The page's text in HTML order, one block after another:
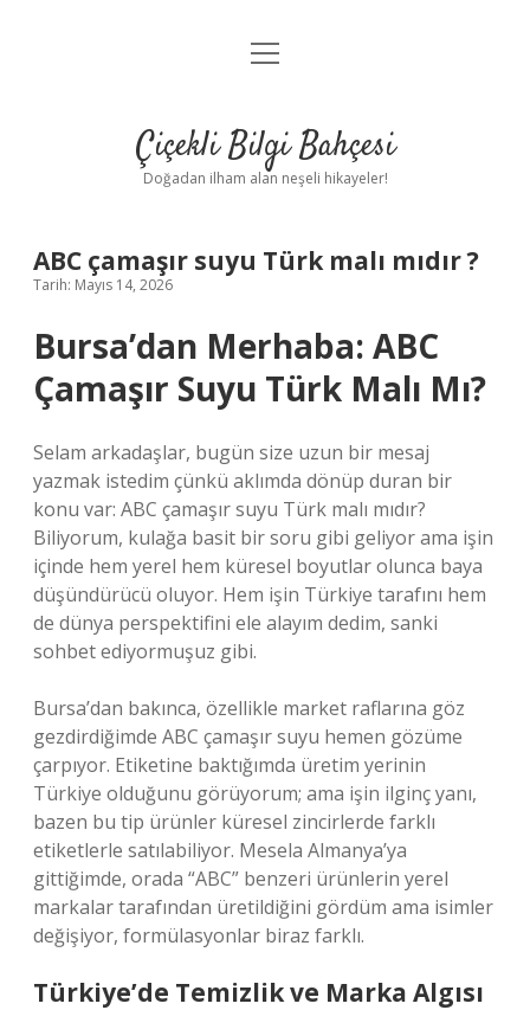
Anasayfa
Yasal Uyarı
menüyü
Çiçekli Bilgi Bahçesi
Doğadan ilham alan neşeli hikayeler!
ABC çamaşır suyu Türk malı mıdır ?
Tarih: Mayıs 14, 2026
Bursa’dan Merhaba: ABC
Çamaşır Suyu Türk Malı Mı?
Selam arkadaşlar, bugün size uzun bir mesaj
yazmak istedim çünkü aklımda dönüp duran bir
konu var: ABC çamaşır suyu Türk malı mıdır?
Biliyorum, kulağa basit bir soru gibi geliyor ama işin
içinde hem yerel hem küresel boyutlar olunca baya
düşündürücü oluyor. Hem işin Türkiye tarafını hem
de dünya perspektifini ele alayım dedim, sanki
sohbet ediyormuşuz gibi.
Bursa’dan bakınca, özellikle market raflarına göz
gezdirdiğimde ABC çamaşır suyu hemen gözüme
çarpıyor. Etiketine baktığımda üretim yerinin
Türkiye olduğunu görüyorum; ama işin ilginç yanı,
bazen bu tip ürünler küresel zincirlerde farklı
etiketlerle satılabiliyor. Mesela Almanya’ya
gittiğimde, orada “ABC” benzeri ürünlerin yerel
markalar tarafından üretildiğini gördüm ama isimler
değişiyor, formülasyonlar biraz farklı.
Türkiye’de Temizlik ve Marka Algısı